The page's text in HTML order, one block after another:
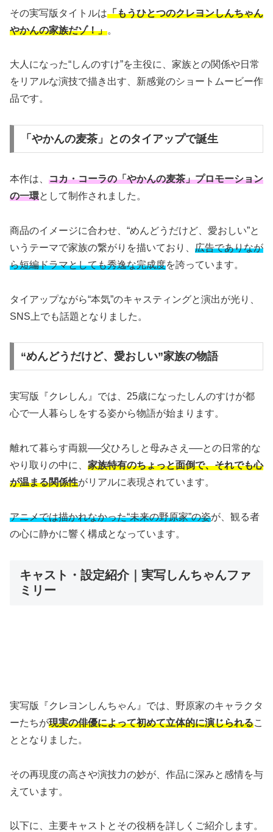
その実写版タイトルは「もうひとつのクレヨンしんちゃん
やかんの家族だゾ！」。
大人になった“しんのすけ”を主役に、家族との関係や日常
をリアルな演技で描き出す、新感覚のショートムービー作
品です。
「やかんの麦茶」とのタイアップで誕生
本作は、 コカ・コーラの「やかんの麦茶」プロモーション
の一環として制作されました。
商品のイメージに合わせ、“めんどうだけど、愛おしい”と
いうテーマで家族の繋がりを描いており、 広告でありなが
ら短編ドラマとしても秀逸な完成度を誇っています。
タイアップながら“本気”のキャスティングと演出が光り、
SNS上でも話題となりました。
“めんどうだけど、愛おしい”家族の物語
実写版『クレしん』では、25歳になったしんのすけが都
心で一人暮らしをする姿から物語が始まります。
離れて暮らす両親──父ひろしと母みさえ──との日常的な
やり取りの中に、 家族特有のちょっと面倒で、それでも心
が温まる関係性がリアルに表現されています。
アニメでは描かれなかった“未来の野原家”の姿が、観る者
の心に静かに響く構成となっています。
キャスト・設定紹介｜実写しんちゃんファ
ミリー
実写版『クレヨンしんちゃん』では、野原家のキャラクタ
ーたちが現実の俳優によって初めて立体的に演じられるこ
ととなりました。
その再現度の高さや演技力の妙が、作品に深みと感情を与
えています。
以下に、主要キャストとその役柄を詳しくご紹介します。